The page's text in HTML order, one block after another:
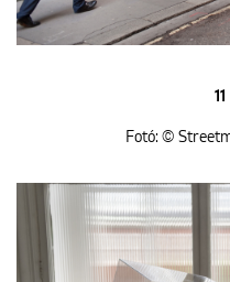
11
Fotó: ©